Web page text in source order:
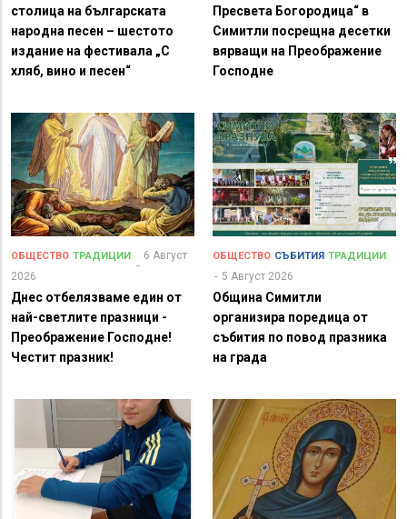
столица на българската
народна песен – шестото
издание на фестивала „С
хляб, вино и песен“
Пресвета Богородица“ в
Симитли посрещна десетки
вярващи на Преображение
Господне
ОБЩЕСТВО ТРАДИЦИИ
6 Август
2026
Днес отбелязваме един от
най-светлите празници -
Преображение Господне!
Честит празник!
ОБЩЕСТВО СЪБИТИЯ ТРАДИЦИИ
5 Август 2026
Община Симитли
организира поредица от
събития по повод празника
на града